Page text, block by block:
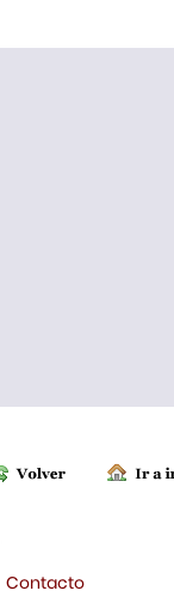
Contacto